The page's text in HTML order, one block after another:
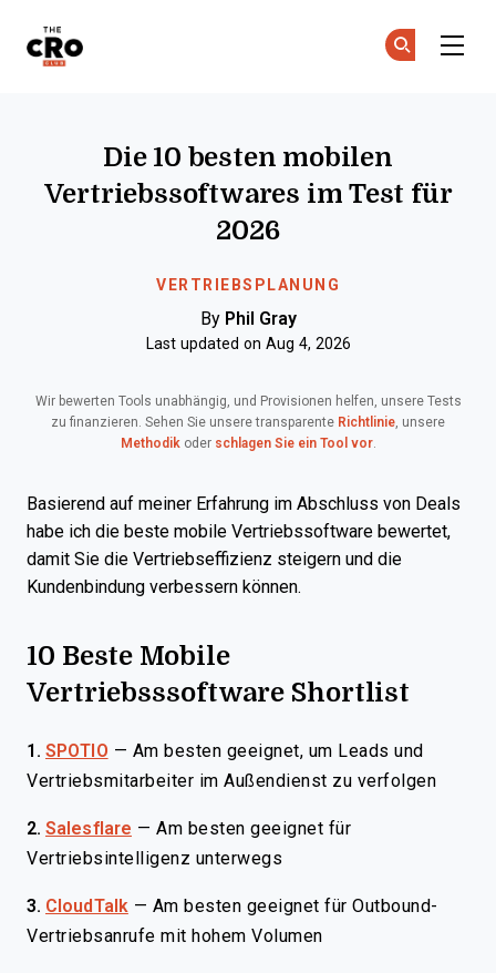
VERTRIEBSPLANUNG
Die 10 besten mobilen
Vertriebssoftwares im Test für
2026
By Phil Gray
Last updated on Aug 4, 2026
Wir bewerten Tools unabhängig, und Provisionen helfen, unsere Tests
zu finanzieren. Sehen Sie unsere transparente Richtlinie, unsere
Methodikoder schlagen Sie ein Tool vor.
Basierend auf meiner Erfahrung im Abschluss von Deals
habe ich die beste mobile Vertriebssoftware bewertet,
damit Sie die Vertriebseffizienz steigern und die
Kundenbindung verbessern können.
10 Beste Mobile
Vertriebsssoftware Shortlist
1. SPOTIO — Am besten geeignet, um Leads und
Vertriebsmitarbeiter im Außendienst zu verfolgen
2. Salesflare — Am besten geeignet für
Vertriebsintelligenz unterwegs
3. CloudTalk — Am besten geeignet für Outbound-
Vertriebsanrufe mit hohem Volumen